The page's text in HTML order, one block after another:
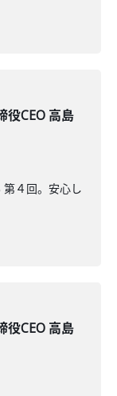
役CEO 高島
４回。安心し
役CEO 高島